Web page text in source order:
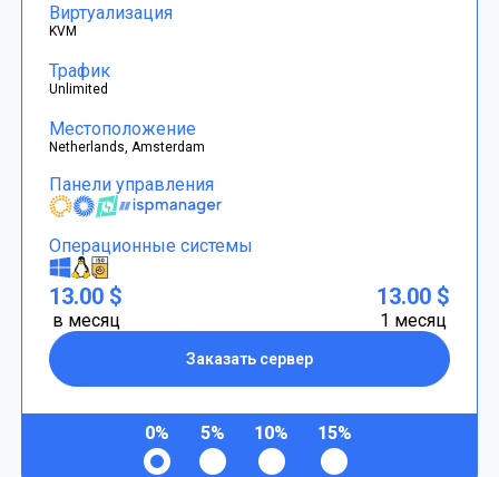
Виртуализация
KVM
Трафик
Unlimited
Местоположение
Netherlands, Amsterdam
Панели управления
Операционные системы
13.00 $
в месяц
Заказать сервер
13.00 $
1 месяц
0% 5% 10% 15%